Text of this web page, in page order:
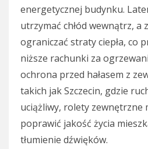
energetycznej budynku.
utrzymać chłód wewnątrz, a
ograniczać straty ciepła, co
niższe rachunki za
ochrona przed hałasem z
takich jak Szczecin, gdzie
uciążliwy, rolety zewnętrzne
poprawić jakość życia
tłumienie dźwięków.